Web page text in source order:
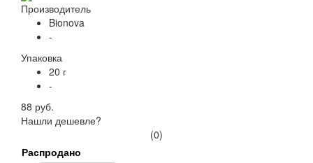
Производитель
Bionova
-
Упаковка
20 г
-
88 руб.
Нашли дешевле?
(0)
Распродано